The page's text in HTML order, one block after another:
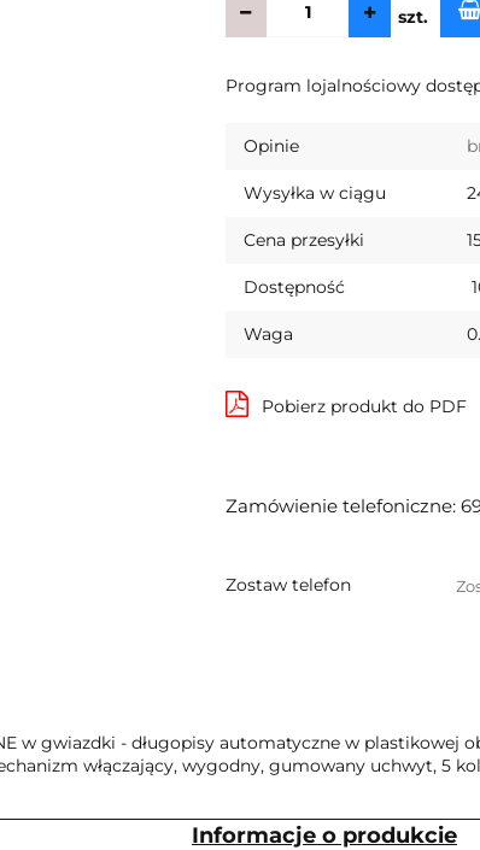
szt.
Program lojalnościowy
Opinie
Wysyłka w ciągu
Cena przesyłki
Dostępność
Waga
Pobierz produkt do PDF
Zamówienie telefoniczne:
Zostaw telefon
w gwiazdki - długopisy automatyczne w plastikowej
włączający, wygodny, gumowany uchwyt, 5
Informacje o produkcie